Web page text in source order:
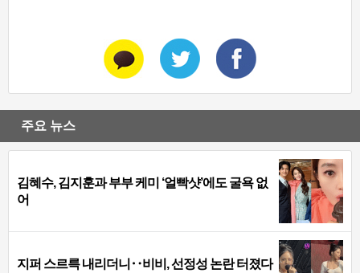
주요 뉴스
김혜수, 김지훈과 부부 케미 ‘얼빡샷’에도 굴욕 없
어
지퍼 스르륵 내리더니‥비비, 선정성 논란 터졌다